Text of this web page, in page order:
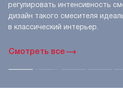
Смотреть все
регулировать интенсивность
дизайн такого смесителя
в классический интерьер.